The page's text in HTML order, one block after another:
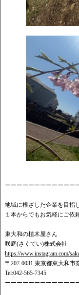
ーーーーーーーーーーーー
地域に根ざした企業を目指
１本からでもお気軽にご依
東大和の植木屋さん
咲庭(さくてい)株式会社
https://www.instagram.com/
〒207-0031 東京都東大和市
Tel:042-565-7345
ーーーーーーーーーーーー